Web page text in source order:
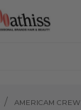
AMERICAM CREW